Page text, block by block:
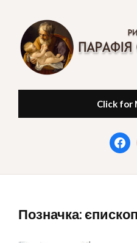
Click for
Позначка: